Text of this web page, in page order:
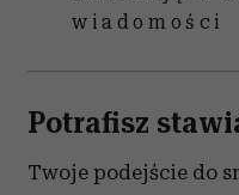
wiadomości
Potrafisz
Twoje podejście do